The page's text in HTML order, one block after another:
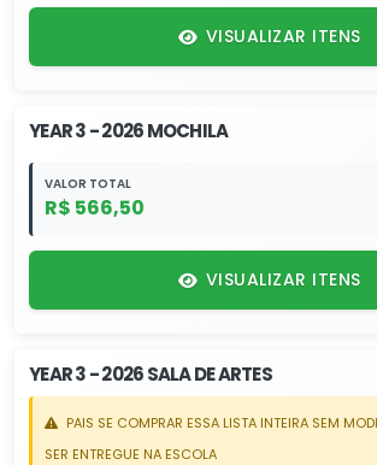
VISUALIZAR ITENS
YEAR 3 - 2026 MOCHILA
VALOR TOTAL
R$ 566,50
VISUALIZAR ITENS
YEAR 3 - 2026 SALA DE ARTES
PAIS SE COMPRAR ESSA LISTA INTEIRA SEM
SER ENTREGUE NA ESCOLA